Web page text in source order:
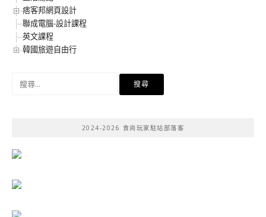
痞客邦網頁設計
聯成電腦-設計課程
英文課程
韓國旅遊自由行
2024-2026 食尚玩家駐站部落客